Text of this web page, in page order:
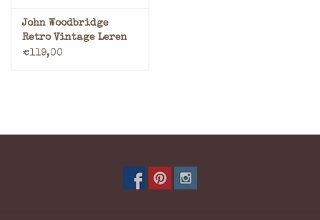
John Woodbridge
Retro Vintage Leren
Voetbal 1950
€119,00